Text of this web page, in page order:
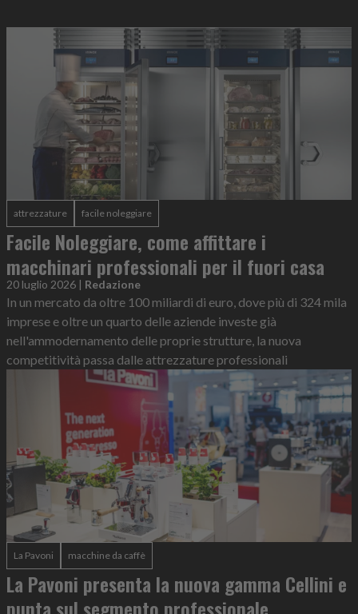
attrezzature facile noleggiare
Facile Noleggiare, come affittare i
macchinari professionali per il fuori casa
20 luglio 2026 | Redazione
In un mercato da oltre 100 miliardi di euro, dove più di 324 mila
imprese e oltre un quarto delle aziende investe già
nell'ammodernamento delle proprie strutture, la nuova
competitività passa dalle attrezzature professionali
La Pavoni macchine da caffè
La Pavoni presenta la nuova gamma Cellini e